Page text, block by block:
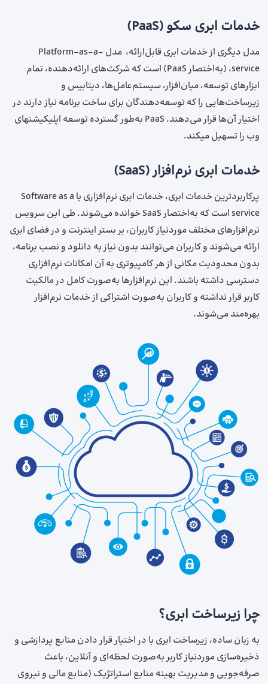
خدمات ابری سکو (PaaS)
مدل دیگری از خدمات ابری قابل‌ارائه، مدل Platform-as-a-
service، (به‌اختصار PaaS) است که شرکت‌های ارائه‌دهنده، تمام
ابزارهای توسعه، میان‌افزار، سیستم‌عامل‌ها، دیتابیس و
زیرساخت‌هایی را که توسعه‌دهندگان برای ساخت برنامه نیاز دارند در
اختیار آن‌ها قرار می‌دهند. PaaS به‌طور گسترده توسعه اپلیکیشن‎های
وب را تسهیل می‎کند.
خدمات ابری نرم‌افزار (SaaS)
پرکاربردترین خدمات ابری، خدمات ابری نرم‌افزاری یا Software as a
service است که به‌اختصار SaaS خوانده می‌شوند. طی این سرویس
نرم‌افزارهای مختلف موردنیاز کاربران، بر بستر اینترنت و در فضای ابری
ارائه می‌شوند و کاربران می‌توانند بدون نیاز به دانلود و نصب برنامه،
بدون محدودیت مکانی از هر کامپیوتری به آن امکانات نرم‌افزاری
دسترسی داشته باشند. این نرم‌افزارها به‌صورت کامل در مالکیت
کاربر قرار نداشته و کاربران به‌صورت اشتراکی از خدمات نرم‌افزار
بهره‌مند می‌شوند.
چرا زیرساخت ابری؟
به زبان ساده، زیرساخت‌ ابری با در اختیار قرار دادن منابع پردازشی و
ذخیره‌سازی موردنیاز کاربر به‌صورت لحظه‌ای و آنلاین، باعث
صرفه‌جویی و مدیریت بهینه منابع استراتژیک (منابع مالی و نیروی